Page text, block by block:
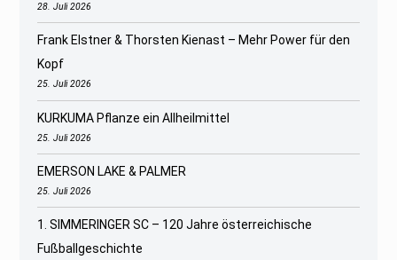
28. Juli 2026
Frank Elstner & Thorsten Kienast – Mehr Power für den
Kopf
25. Juli 2026
KURKUMA Pflanze ein Allheilmittel
25. Juli 2026
EMERSON LAKE & PALMER
25. Juli 2026
1. SIMMERINGER SC – 120 Jahre österreichische
Fußballgeschichte